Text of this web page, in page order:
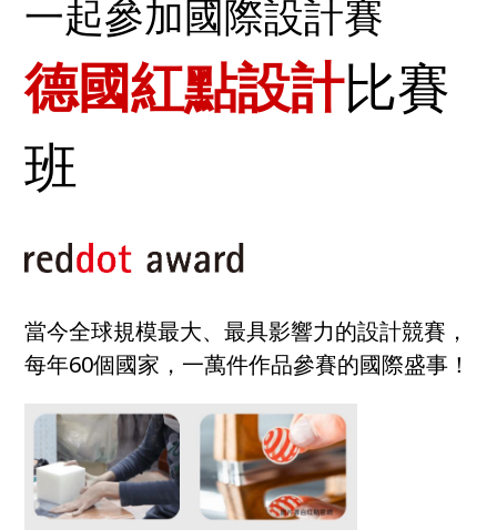
一起參加國際設計賽
德國紅點設計比賽
班
當今全球規模最大、最具影響力的設計競賽，
每年60個國家，一萬件作品參賽的國際盛事！